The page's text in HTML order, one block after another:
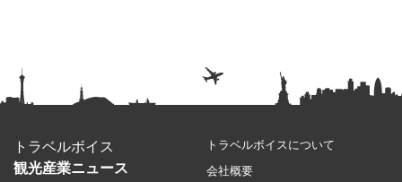
トラベルボイス
観光産業ニュース
トラベルボイスについて
会社概要